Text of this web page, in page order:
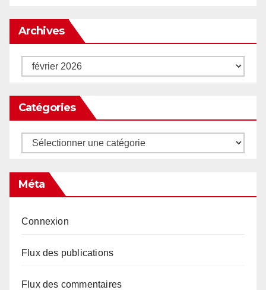
Archives
Archives
Catégories
Catégories
Méta
Connexion
Flux des publications
Flux des commentaires